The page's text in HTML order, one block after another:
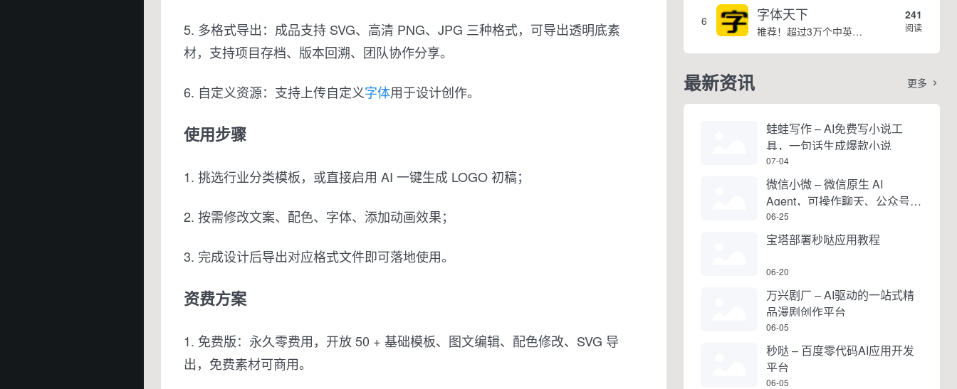
5. 多格式导出：成品支持 SVG、高清 PNG、JPG 三种格式，可导出透明底素
材，支持项目存档、版本回溯、团队协作分享。
6. 自定义资源：支持上传自定义字体用于设计创作。
使用步骤
1. 挑选行业分类模板，或直接启用 AI 一键生成 LOGO 初稿；
2. 按需修改文案、配色、字体、添加动画效果；
3. 完成设计后导出对应格式文件即可落地使用。
资费方案
1. 免费版：永久零费用，开放 50 + 基础模板、图文编辑、配色修改、SVG 导
出，免费素材可商用。
6 字体天下
推荐！超过3万个中英文字体免费下载
241
阅读
最新资讯 更多 
蛙蛙写作 – AI免费写小说工
具，一句话生成爆款小说
07-04
微信小微 – 微信原生 AI
Agent，可操作聊天、公众号、
视频号和小程序
06-25
宝塔部署秒哒应用教程
06-20
万兴剧厂 – AI驱动的一站式精
品漫剧创作平台
06-05
秒哒 – 百度零代码AI应用开发
平台
06-05